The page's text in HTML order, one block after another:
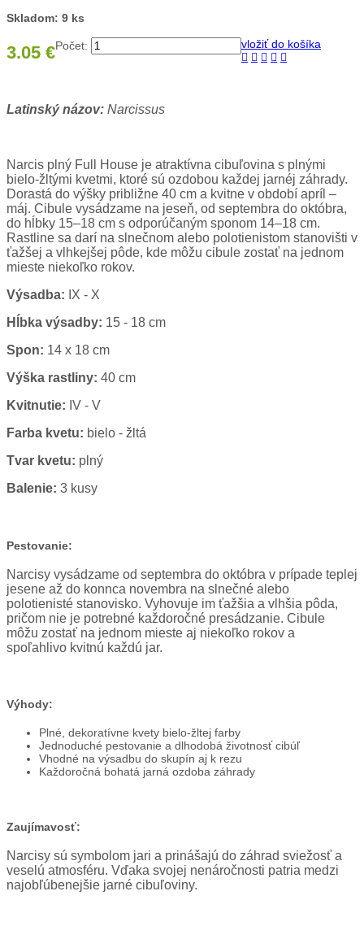
Skladom: 9 ks
3.05 €Počet: vložiť do košíka
Latinský názov: Narcissus
Narcis plný Full House je atraktívna cibuľovina s plnými
bielo-žltými kvetmi, ktoré sú ozdobou každej jarnéj záhrady.
Dorastá do výšky približne 40 cm a kvitne v období apríl –
máj. Cibule vysádzame na jeseň, od septembra do októbra,
do hĺbky 15–18 cm s odporúčaným sponom 14–18 cm.
Rastline sa darí na slnečnom alebo polotienistom stanovišti v
ťažšej a vlhkejšej pôde, kde môžu cibule zostať na jednom
mieste niekoľko rokov.
Výsadba: IX - X
Hĺbka výsadby: 15 - 18 cm
Spon: 14 x 18 cm
Výška rastliny: 40 cm
Kvitnutie: IV - V
Farba kvetu: bielo - žltá
Tvar kvetu: plný
Balenie: 3 kusy
Pestovanie:
Narcisy vysádzame od septembra do októbra v prípade teplej
jesene až do konnca novembra na slnečné alebo
polotienisté stanovisko. Vyhovuje im ťažšia a vlhšia pôda,
pričom nie je potrebné každoročné presádzanie. Cibule
môžu zostať na jednom mieste aj niekoľko rokov a
spoľahlivo kvitnú každú jar.
Výhody:
Plné, dekoratívne kvety bielo-žltej farby
Jednoduché pestovanie a dlhodobá životnosť cibúľ
Vhodné na výsadbu do skupín aj k rezu
Každoročná bohatá jarná ozdoba záhrady
Zaujímavosť:
Narcisy sú symbolom jari a prinášajú do záhrad sviežosť a
veselú atmosféru. Vďaka svojej nenáročnosti patria medzi
najobľúbenejšie jarné cibuľoviny.